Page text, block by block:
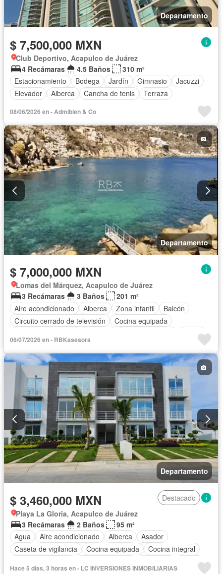
Departamento
$ 7,500,000 MXN
Club Deportivo, Acapulco de Juárez
4 Recámaras
4.5 Baños
310 m²
Estacionamiento
Bodega Jardín Gimnasio
Jacuzzi
Elevador
Alberca Cancha de tenis Terraza
08/06/2026 en - Admibien & Co
Departamento
$ 7,000,000 MXN
Lomas del Márquez, Acapulco de Juárez
3 Recámaras
3 Baños
201 m²
Aire acondicionado
Alberca Zona infantil
Balcón
Circuito cerrado de televisión
Cocina equipada
Jardín
Seguridad
Televisión por cable
Vista panorámica
Sin amueblar
06/07/2026 en - RBKasesora
Departamento
$ 3,460,000 MXN
Destacado
Playa La Gloria, Acapulco de Juárez
3 Recámaras
2 Baños
95 m²
Agua
Aire acondicionado Alberca
Asador
Caseta de vigilancia
Cocina equipada
Cocina integral
Jardín
Hace 5 días, 3 horas en - LC INVERSIONES INMOBILIARIAS